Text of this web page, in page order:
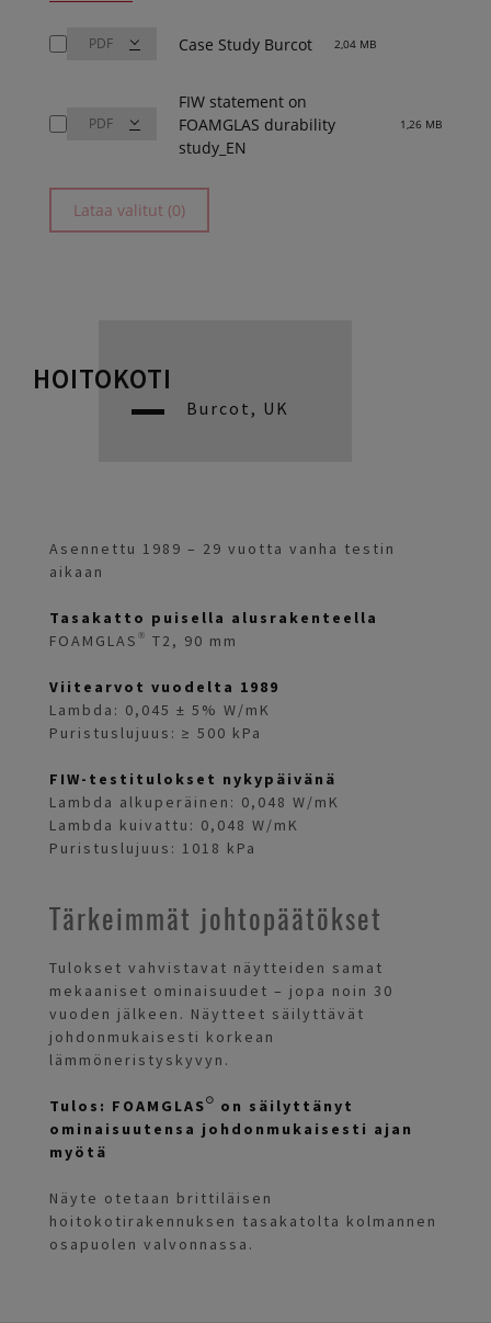
Case Study Burcot 2,04 MB
FIW statement on
FOAMGLAS durability
study_EN
1,26 MB
Lataa valitut (0)
HOITOKOTI
Burcot, UK
Asennettu 1989 – 29 vuotta vanha testin
aikaan
Tasakatto puisella alusrakenteella
FOAMGLAS® T2, 90 mm
Viitearvot vuodelta 1989
Lambda: 0,045 ± 5% W/mK
Puristuslujuus: ≥ 500 kPa
FIW-testitulokset nykypäivänä
Lambda alkuperäinen: 0,048 W/mK
Lambda kuivattu: 0,048 W/mK
Puristuslujuus: 1018 kPa
Tärkeimmät johtopäätökset
Tulokset vahvistavat näytteiden samat
mekaaniset ominaisuudet – jopa noin 30
vuoden jälkeen. Näytteet säilyttävät
johdonmukaisesti korkean
lämmöneristyskyvyn.
Tulos: FOAMGLAS® on säilyttänyt
ominaisuutensa johdonmukaisesti ajan
myötä
Näyte otetaan brittiläisen
hoitokotirakennuksen tasakatolta kolmannen
osapuolen valvonnassa.